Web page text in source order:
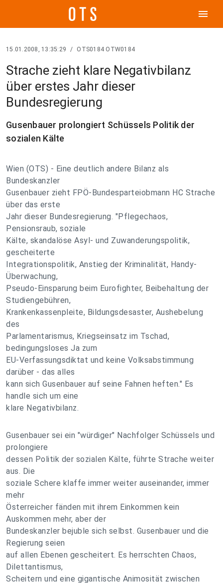
menu
15.01.2008, 13:35:29 / OTS0184 OTW0184
Strache zieht klare Negativbilanz
über erstes Jahr dieser
Bundesregierung
Gusenbauer prolongiert Schüssels Politik der
sozialen Kälte
Wien (OTS) - Eine deutlich andere Bilanz als
Bundeskanzler
Gusenbauer zieht FPÖ-Bundesparteiobmann HC Strache
über das erste
Jahr dieser Bundesregierung. "Pflegechaos,
Pensionsraub, soziale
Kälte, skandalöse Asyl- und Zuwanderungspolitik,
gescheiterte
Integrationspolitik, Anstieg der Kriminalität, Handy-
Überwachung,
Pseudo-Einsparung beim Eurofighter, Beibehaltung der
Studiengebühren,
Krankenkassenpleite, Bildungsdesaster, Aushebelung
des
Parlamentarismus, Kriegseinsatz im Tschad,
bedingungsloses Ja zum
EU-Verfassungsdiktat und keine Volksabstimmung
darüber - das alles
kann sich Gusenbauer auf seine Fahnen heften." Es
handle sich um eine
klare Negativbilanz.
Gusenbauer sei ein "würdiger" Nachfolger Schüssels und
prolongiere
dessen Politik der sozialen Kälte, führte Strache weiter
aus. Die
soziale Schere klaffe immer weiter auseinander, immer
mehr
Österreicher fänden mit ihrem Einkommen kein
Auskommen mehr, aber der
Bundeskanzler bejuble sich selbst. Gusenbauer und die
Regierung seien
auf allen Ebenen gescheitert. Es herrschten Chaos,
Dilettantismus,
Scheitern und eine gigantische Animosität zwischen